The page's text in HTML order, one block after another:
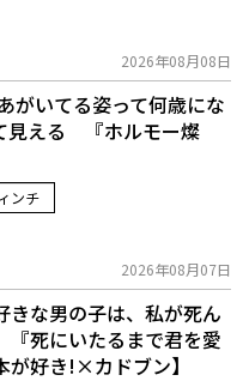
2026年08月08日
がいてる姿って何歳にな
見える 『ホルモー燦
ンチ
2026年08月07日
きな男の子は、私が死ん
『死にいたるまで君を愛
が好き!×カドブン】